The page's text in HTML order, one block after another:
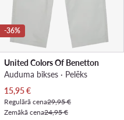
-36%
United Colors Of Benetton
Auduma bikses · Pelēks
Pašreizējā cena
15,95€
Regulārā cena29,95 €
Zemākā cena24,95 €